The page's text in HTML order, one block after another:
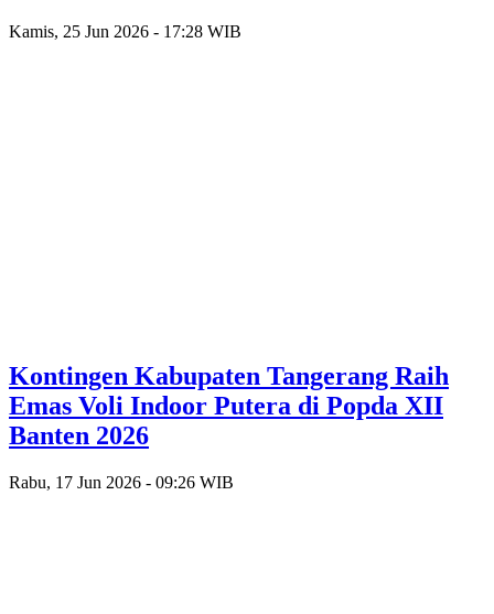
Kamis, 25 Jun 2026 - 17:28 WIB
Kontingen Kabupaten Tangerang Raih
Emas Voli Indoor Putera di Popda XII
Banten 2026
Rabu, 17 Jun 2026 - 09:26 WIB